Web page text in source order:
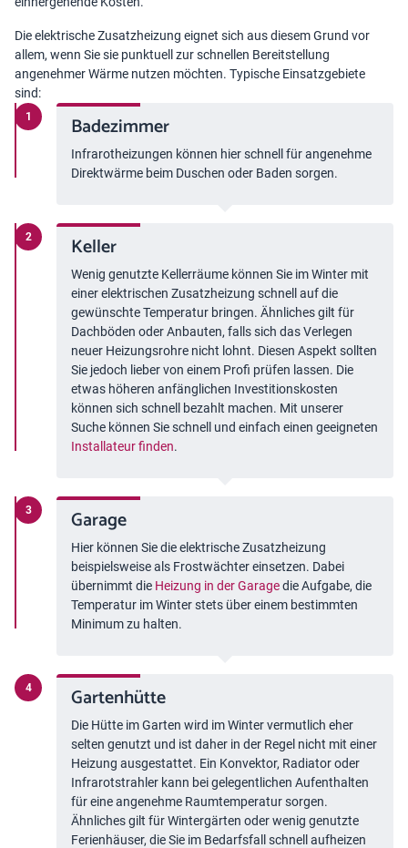
Die elektrische Zusatzheizung eignet sich aus diesem Grund vor
allem, wenn Sie sie punktuell zur schnellen Bereitstellung
angenehmer Wärme nutzen möchten. Typische Einsatzgebiete
sind:
Badezimmer
Infrarotheizungen können hier schnell für angenehme
Direktwärme beim Duschen oder Baden sorgen.
Keller
Wenig genutzte Kellerräume können Sie im Winter mit
einer elektrischen Zusatzheizung schnell auf die
gewünschte Temperatur bringen. Ähnliches gilt für
Dachböden oder Anbauten, falls sich das Verlegen
neuer Heizungsrohre nicht lohnt. Diesen Aspekt sollten
Sie jedoch lieber von einem Profi prüfen lassen. Die
etwas höheren anfänglichen Investitionskosten
können sich schnell bezahlt machen. Mit unserer
Suche können Sie schnell und einfach einen geeigneten
Installateur finden.
Garage
Hier können Sie die elektrische Zusatzheizung
beispielsweise als Frostwächter einsetzen. Dabei
übernimmt die Heizung in der Garagedie Aufgabe, die
Temperatur im Winter stets über einem bestimmten
Minimum zu halten.
Gartenhütte
Die Hütte im Garten wird im Winter vermutlich eher
selten genutzt und ist daher in der Regel nicht mit einer
Heizung ausgestattet. Ein Konvektor, Radiator oder
Infrarotstrahler kann bei gelegentlichen Aufenthalten
für eine angenehme Raumtemperatur sorgen.
Ähnliches gilt für Wintergärten oder wenig genutzte
Ferienhäuser, die Sie im Bedarfsfall schnell aufheizen